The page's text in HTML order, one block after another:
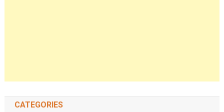
CATEGORIES